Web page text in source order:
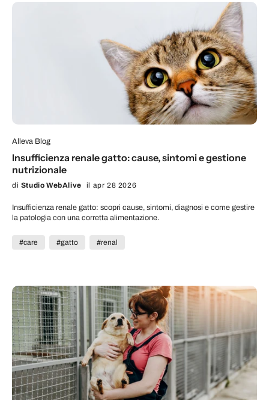
Alleva Blog
Insufficienza renale gatto: cause, sintomi e gestione
nutrizionale
di Studio WebAlive il apr 28 2026
Insufficienza renale gatto: scopri cause, sintomi, diagnosi e come gestire
la patologia con una corretta alimentazione.
#care #gatto #renal